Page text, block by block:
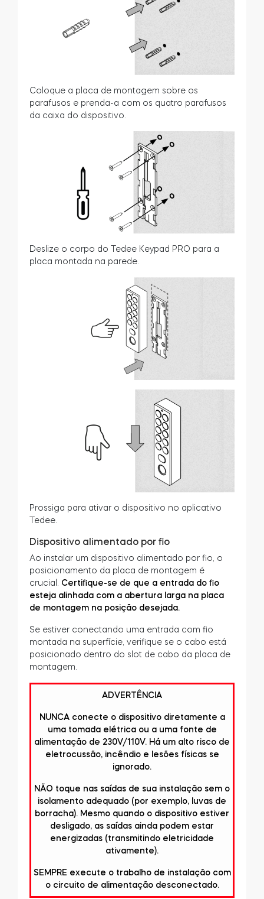
Coloque a placa de montagem sobre os
parafusos e prenda-a com os quatro parafusos
da caixa do dispositivo.
Deslize o corpo do Tedee Keypad PRO para a
placa montada na parede.
Prossiga para ativar o dispositivo no aplicativo
Tedee.
Dispositivo alimentado por fio
Ao instalar um dispositivo alimentado por fio, o
posicionamento da placa de montagem é
crucial. Certifique-se de que a entrada do fio
esteja alinhada com a abertura larga na placa
de montagem na posição desejada.
Se estiver conectando uma entrada com fio
montada na superfície, verifique se o cabo está
posicionado dentro do slot de cabo da placa de
montagem.
ADVERTÊNCIA
NUNCA conecte o dispositivo diretamente a
uma tomada elétrica ou a uma fonte de
alimentação de 230V/110V. Há um alto risco de
eletrocussão, incêndio e lesões físicas se
ignorado.
NÃO toque nas saídas de sua instalação sem o
isolamento adequado (por exemplo, luvas de
borracha). Mesmo quando o dispositivo estiver
desligado, as saídas ainda podem estar
energizadas (transmitindo eletricidade
ativamente).
SEMPRE execute o trabalho de instalação com
o circuito de alimentação desconectado.